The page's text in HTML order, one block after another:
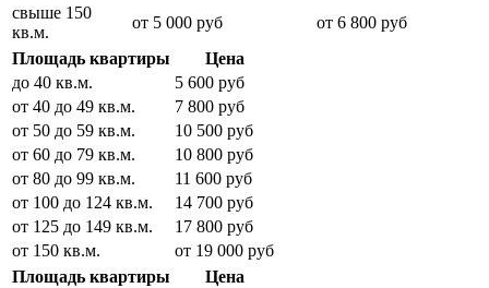
свыше 150
кв.м.
от 5 000 руб
от 6 800 руб
Площадь квартиры
Цена
до 40 кв.м.
5 600 руб
от 40 до 49 кв.м.
7 800 руб
от 50 до 59 кв.м.
10 500 руб
от 60 до 79 кв.м.
10 800 руб
от 80 до 99 кв.м.
11 600 руб
от 100 до 124 кв.м.
14 700 руб
от 125 до 149 кв.м.
17 800 руб
от 150 кв.м.
от 19 000 руб
Площадь квартиры
Цена